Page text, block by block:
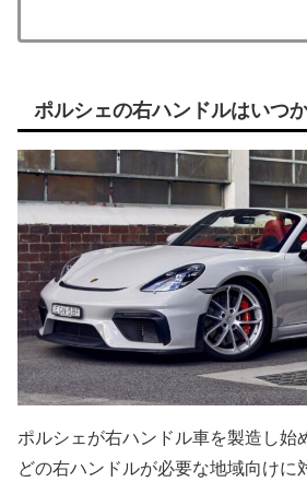
ポルシェの右ハンドルはいつ
ポルシェが右ハンドル車を製造し始
どの右ハンドルが必要な地域向けに